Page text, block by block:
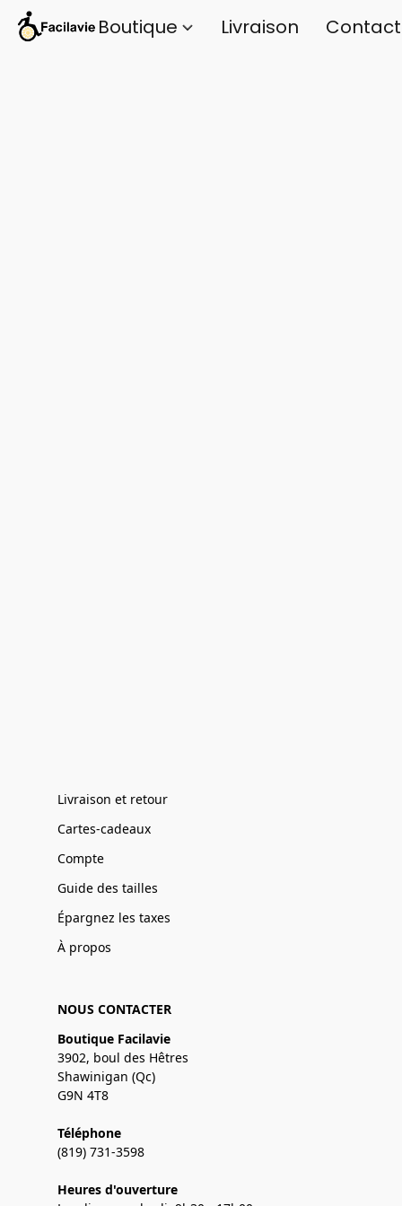
Boutique Livraison
Livraison et retour
Cartes-cadeaux
Compte
Guide des tailles
Épargnez les taxes
À propos
NOUS CONTACTER
Boutique Facilavie
3902, boul des Hêtres
Shawinigan (Qc)
G9N 4T8
Téléphone
(819) 731-3598
Heures d'ouverture